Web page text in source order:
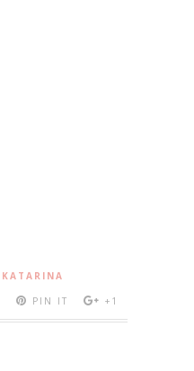
KATARINA
PIN IT +1